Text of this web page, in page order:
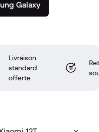
Galaxy
Livraison
standard
offerte